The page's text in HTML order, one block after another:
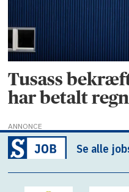
Tusass
har betalt
ANNONCE
Se alle